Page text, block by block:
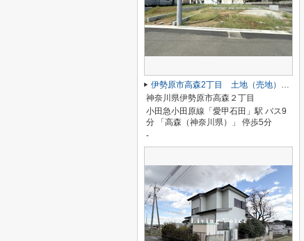
伊勢原市高森2丁目 土地（売地）建築条件なし 全5区画
神奈川県伊勢原市高森２丁目
小田急小田原線「愛甲石田」駅 バス9
分 「高森（神奈川県）」 停歩5分
-